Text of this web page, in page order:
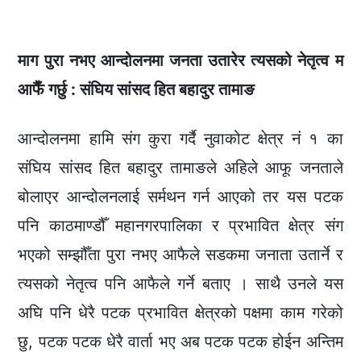
माग पुरा नभए आन्दोलनमा जनता उतारेर त्यसको नेतृत्व म
आफैँ गर्छु : संघिय सांसद हित बहादुर तामाङ
आन्दोलनमा हामि संग कुरा गर्दै नुवाकोट क्षेत्र नं १ का
संघिय सांसद हित बहादुर तामाङले अहिले आफू जनताले
बोलाएर आन्दोलनलाई सर्मथन गर्न आएको तर यस पटक
पनि काठमाण्डौँ महानगरपालिका र प्रभावित क्षेत्र संग
भएको सम्झौँता पुरा नभए आफैले सडकमा जनाता उतार्ने र
त्यसको नेतृत्व पनि आफैले गर्ने बताए । साथै उनले यस
अघि पनि धेरै पटक प्रभावित क्षेत्रको पक्षमा काम गरेको
छु, पटक पटक धेरै वार्ता भए अब पटक पटक होईन अन्तिम